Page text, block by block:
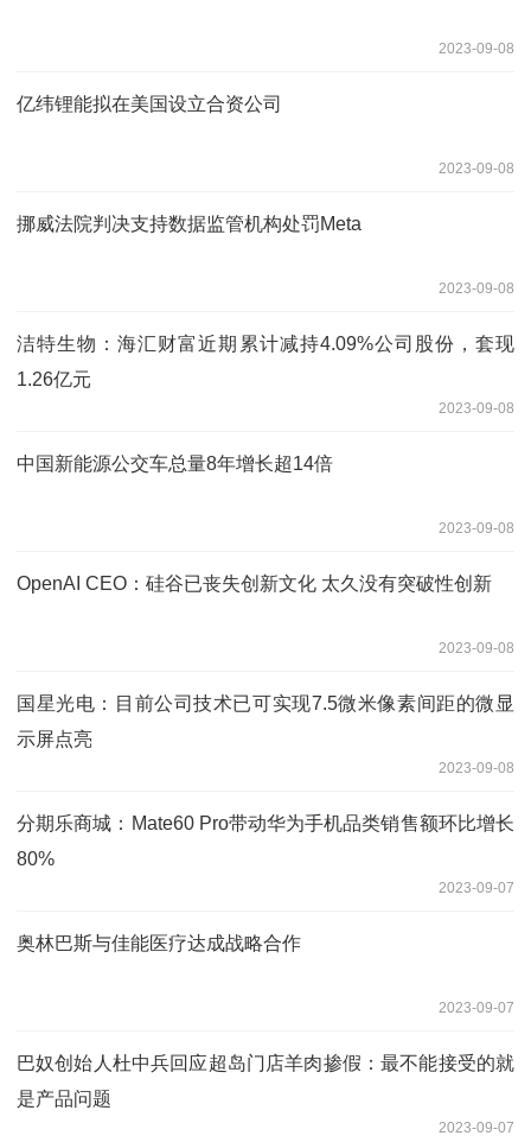
2023-09-08
亿纬锂能拟在美国设立合资公司
2023-09-08
挪威法院判决支持数据监管机构处罚Meta
2023-09-08
洁特生物：海汇财富近期累计减持4.09%公司股份，套现
1.26亿元
2023-09-08
中国新能源公交车总量8年增长超14倍
2023-09-08
OpenAI CEO：硅谷已丧失创新文化 太久没有突破性创新
2023-09-08
国星光电：目前公司技术已可实现7.5微米像素间距的微显
示屏点亮
2023-09-08
分期乐商城：Mate60 Pro带动华为手机品类销售额环比增长
80%
2023-09-07
奥林巴斯与佳能医疗达成战略合作
2023-09-07
巴奴创始人杜中兵回应超岛门店羊肉掺假：最不能接受的就
是产品问题
2023-09-07